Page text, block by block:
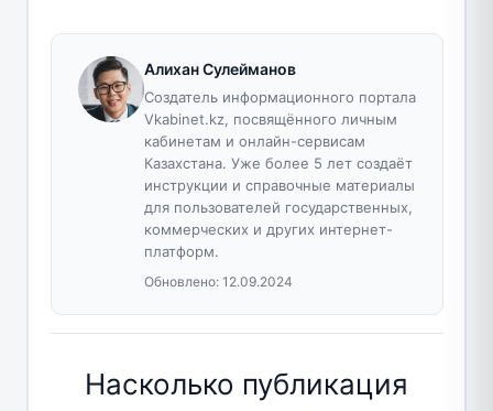
Алихан Сулейманов
Создатель информационного портала
Vkabinet.kz, посвящённого личным
кабинетам и онлайн-сервисам
Казахстана. Уже более 5 лет создаёт
инструкции и справочные материалы
для пользователей государственных,
коммерческих и других интернет-
платформ.
Обновлено: 12.09.2024
Насколько публикация